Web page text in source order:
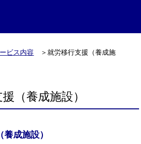
ビス内容 ＞就労移行支援（養成施
（養成施設）
成施設）